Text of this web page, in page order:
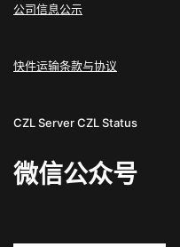
公司信息公示
快件运输条款与协议
CZL ServerCZL Status
微信公众号